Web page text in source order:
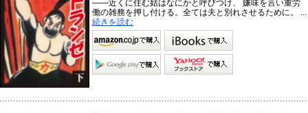
――近くに住む姑はなにかと呼びつけ、 嫌味を言い重労
働の雑務を押し付ける。全ては夫と別れさせるために。 ...
続きを読む